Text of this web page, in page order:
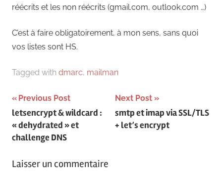
réécrits et les non réécrits (gmail.com, outlook.com …)
C’est à faire obligatoirement, à mon sens, sans quoi
vos listes sont HS.
Tagged with dmarc, mailman
Navigation
de
l’article
Previous Post
letsencrypt & wildcard :
« dehydrated » et
challenge DNS
Next Post
smtp et imap via SSL/TLS
+ let’s encrypt
Laisser un commentaire